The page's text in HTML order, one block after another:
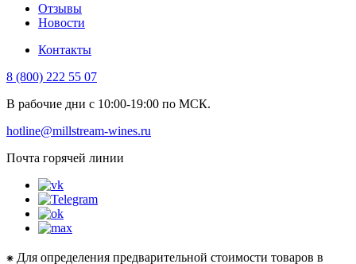
Отзывы
Новости
Контакты
8 (800) 222 55 07
В рабочие дни с 10:00-19:00 по МСК.
hotline@millstream-wines.ru
Почта горячей линии
⁕ Для определения предварительной стоимости товаров в